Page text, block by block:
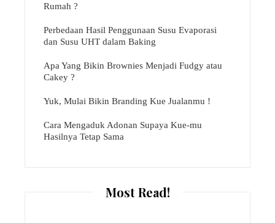
Rumah ?
Perbedaan Hasil Penggunaan Susu Evaporasi
dan Susu UHT dalam Baking
Apa Yang Bikin Brownies Menjadi Fudgy atau
Cakey ?
Yuk, Mulai Bikin Branding Kue Jualanmu !
Cara Mengaduk Adonan Supaya Kue-mu
Hasilnya Tetap Sama
Most Read!